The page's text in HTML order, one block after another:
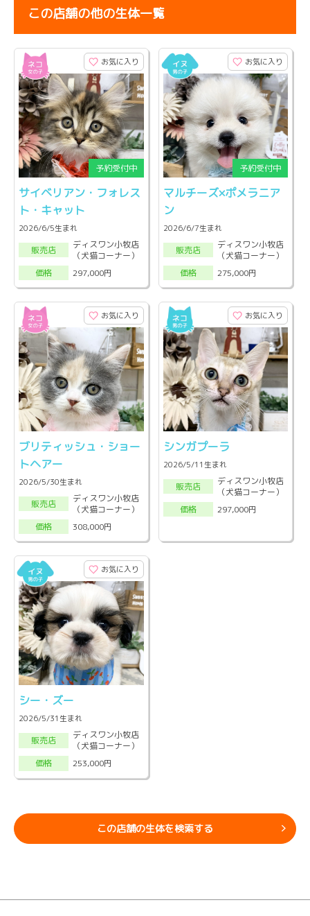
この店舗の他の生体一覧
お気に入り
サイベリアン・フォレス
ト・キャット
2026/6/5生まれ
販売店
ディスワン小牧店
（犬猫コーナー）
価格
297,000円
お気に入り
マルチーズ×ポメラニア
ン
2026/6/7生まれ
販売店
ディスワン小牧店
（犬猫コーナー）
価格
275,000円
お気に入り
ブリティッシュ・ショー
トヘアー
2026/5/30生まれ
販売店
ディスワン小牧店
（犬猫コーナー）
価格
308,000円
お気に入り
シンガプーラ
2026/5/11生まれ
販売店
ディスワン小牧店
（犬猫コーナー）
価格
297,000円
お気に入り
シー・ズー
2026/5/31生まれ
販売店
ディスワン小牧店
（犬猫コーナー）
価格
253,000円
この店舗の生体を検索する